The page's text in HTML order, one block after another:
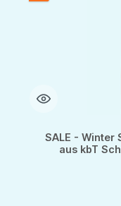
SALE - Winter
aus kbT